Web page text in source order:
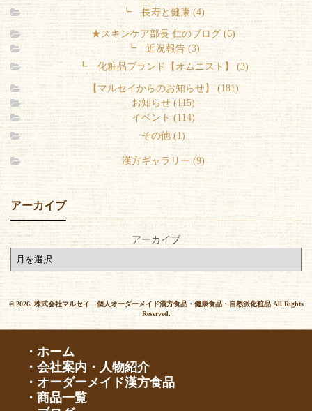
┗ 長寿と健康 (4)
★スキンケア部長 仁のブログ (6)
┗ 近況報告 (3)
┗ 化粧品ブランド【オムニスト】 (3)
【マルセイからのお知らせ】 (181)
お知らせ (115)
イベント (114)
その他 (1)
漢方ギャラリー (9)
アーカイブ
アーカイブ
© 2026. 株式会社マルセイ 個人オーダーメイド漢方食品・健康食品・自然派化粧品 All Rights
Reserved.
・ホーム
・会社案内・人物紹介
・オーダーメイド漢方食品
・商品一覧